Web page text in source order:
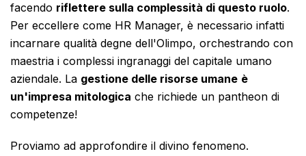
facendo riflettere sulla complessità di questo ruolo.
Per eccellere come HR Manager, è necessario infatti
incarnare qualità degne dell'Olimpo, orchestrando con
maestria i complessi ingranaggi del capitale umano
aziendale. La gestione delle risorse umane è
un'impresa mitologica che richiede un pantheon di
competenze!
Proviamo ad approfondire il divino fenomeno.